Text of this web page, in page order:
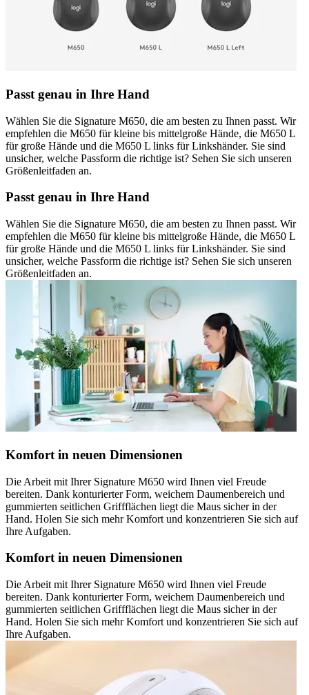
Passt genau in Ihre Hand
Wählen Sie die Signature M650, die am besten zu Ihnen passt. Wir
empfehlen die M650 für kleine bis mittelgroße Hände, die M650 L
für große Hände und die M650 L links für Linkshänder. Sie sind
unsicher, welche Passform die richtige ist? Sehen Sie sich unseren
Größenleitfaden an.
Passt genau in Ihre Hand
Wählen Sie die Signature M650, die am besten zu Ihnen passt. Wir
empfehlen die M650 für kleine bis mittelgroße Hände, die M650 L
für große Hände und die M650 L links für Linkshänder. Sie sind
unsicher, welche Passform die richtige ist? Sehen Sie sich unseren
Größenleitfaden an.
Komfort in neuen Dimensionen
Die Arbeit mit Ihrer Signature M650 wird Ihnen viel Freude
bereiten. Dank konturierter Form, weichem Daumenbereich und
gummierten seitlichen Griffflächen liegt die Maus sicher in der
Hand. Holen Sie sich mehr Komfort und konzentrieren Sie sich auf
Ihre Aufgaben.
Komfort in neuen Dimensionen
Die Arbeit mit Ihrer Signature M650 wird Ihnen viel Freude
bereiten. Dank konturierter Form, weichem Daumenbereich und
gummierten seitlichen Griffflächen liegt die Maus sicher in der
Hand. Holen Sie sich mehr Komfort und konzentrieren Sie sich auf
Ihre Aufgaben.